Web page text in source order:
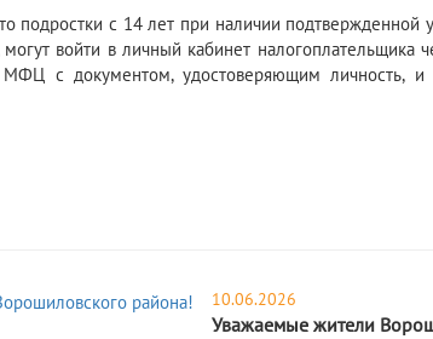
подростки с 14 лет при наличии подтвержденной
могут войти в личный кабинет налогоплательщика
с документом, удостоверяющим личность,
10.06.2026
Уважаемые жители